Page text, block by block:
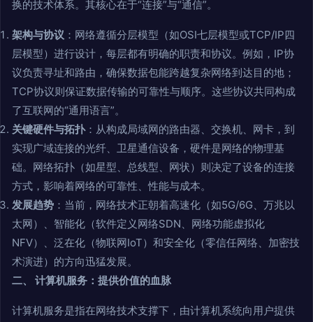
换的技术体系。其核心在于“连接”与“通信”。
架构与协议 ：网络遵循分层模型（如OSI七层模型或TCP/IP四
层模型）进行设计，每层都有明确的职责和协议。例如，IP协
议负责寻址和路由，确保数据包能跨越复杂网络到达目的地；
TCP协议则保证数据传输的可靠性与顺序。这些协议共同构成
了互联网的“通用语言”。
关键硬件与拓扑：从构成局域网的路由器、交换机、网卡，到
实现广域连接的光纤、卫星通信设备，硬件是网络的物理基
础。网络拓扑（如星型、总线型、网状）则决定了设备的连接
方式，影响着网络的可靠性、性能与成本。
发展趋势 ：当前，网络技术正朝着高速化（如5G/6G、万兆以
太网）、智能化（软件定义网络SDN、网络功能虚拟化
NFV）、泛在化（物联网IoT）和安全化（零信任网络、加密技
术演进）的方向迅猛发展。
二、 计算机服务：提供价值的血脉
计算机服务是指在网络技术支撑下，由计算机系统向用户提供